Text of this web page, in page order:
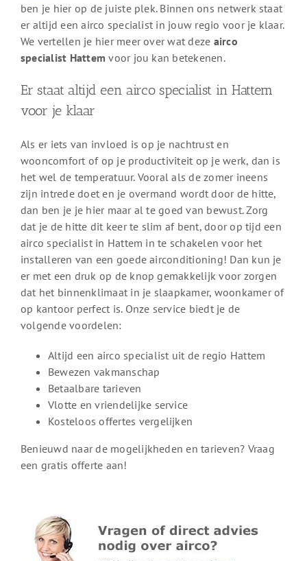
ben je hier op de juiste plek. Binnen ons netwerk staat
er altijd een airco specialist in jouw regio voor je klaar.
We vertellen je hier meer over wat deze airco
specialist Hattem voor jou kan betekenen.
Er staat altijd een airco specialist in Hattem
voor je klaar
Als er iets van invloed is op je nachtrust en
wooncomfort of op je productiviteit op je werk, dan is
het wel de temperatuur. Vooral als de zomer ineens
zijn intrede doet en je overmand wordt door de hitte,
dan ben je je hier maar al te goed van bewust. Zorg
dat je de hitte dit keer te slim af bent, door op tijd een
airco specialist in Hattem in te schakelen voor het
installeren van een goede airconditioning! Dan kun je
er met een druk op de knop gemakkelijk voor zorgen
dat het binnenklimaat in je slaapkamer, woonkamer of
op kantoor perfect is. Onze service biedt je de
volgende voordelen:
Altijd een airco specialist uit de regio Hattem
Bewezen vakmanschap
Betaalbare tarieven
Vlotte en vriendelijke service
Kosteloos offertes vergelijken
Benieuwd naar de mogelijkheden en tarieven? Vraag
een gratis offerte aan!